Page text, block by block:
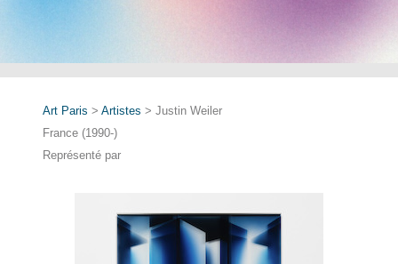
Art Paris > Artistes > Justin Weiler
France (1990-)
Représenté par